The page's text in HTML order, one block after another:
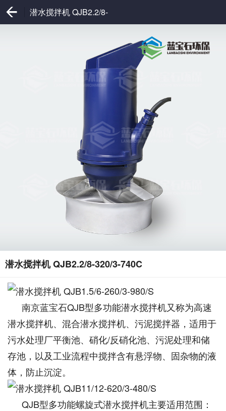
潜水搅拌机 QJB2.2/8-
320/3-740C
潜水搅拌机 QJB2.2/8-320/3-740C
南京蓝宝石QJB型多功能潜水搅拌机又称为高速
潜水搅拌机、混合潜水搅拌机、污泥搅拌器，适用于
污水处理厂平衡池、硝化/反硝化池、污泥处理和储
存池，以及工业流程中搅拌含有悬浮物、固杂物的液
体，防止沉淀。
QJB型多功能螺旋式潜水搅拌机主要适用范围：